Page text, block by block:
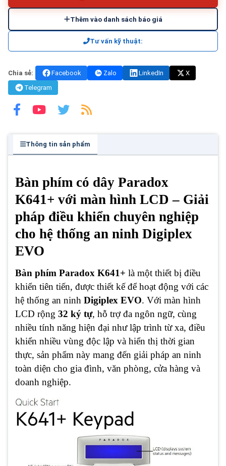
Thêm vào danh sách báo giá
Tư vấn kỹ thuật:
Chia sẻ: Facebook Zalo LinkedIn
X
Telegram
Thông tin sản phẩm
Bàn phím có dây Paradox
K641+ với màn hình LCD – Giải
pháp điều khiển chuyên nghiệp
cho hệ thống an ninh Digiplex
EVO
Bàn phím Paradox K641+ là một thiết bị điều
khiển tiên tiến, được thiết kế để hoạt động với các
hệ thống an ninh Digiplex EVO. Với màn hình
LCD rộng 32 ký tự, hỗ trợ đa ngôn ngữ, cùng
nhiều tính năng hiện đại như lập trình từ xa, điều
khiển nhiều vùng độc lập và hiển thị thời gian
thực, sản phẩm này mang đến giải pháp an ninh
toàn diện cho gia đình, văn phòng, cửa hàng và
doanh nghiệp.